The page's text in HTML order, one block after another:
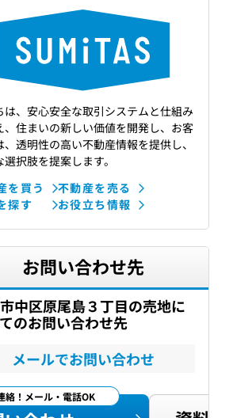
は、安心安全な取引システムと仕組み
、住まいの新しい価値を開発し、お客
、透明性の高い不動産情報を提供し、
選択肢を提案します。
を買う
不動産を売る
探す
お役立ち情報
お問い合わせ先
中区原尾島３丁目の売地に
のお問い合わせ先
メールでお問い合わせ
絡！メール・電話OK